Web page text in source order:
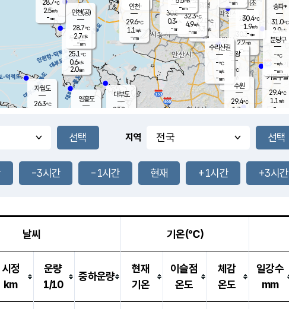
풍도
2.1m/s
무의도
25.1℃
0.6m/s
2.0mm
영흥도
자월도
26.3℃
과천
30.3℃
2.2m/s
- mm
28.7℃
2.5m/s
-mm
-mm
24.6
℃
대부도
23.8
-mm
27.3℃
0.2m/s
-mm
의왕
- ℃
m/s
mm
광명
32.0
℃
3.3 m/s
-mm
30.8℃
0.3m/s
-mm
-mm
32.3℃
4.9m/s
-mm
송파*
31.0℃
2.9m/s
-mm
서초
30.4℃
1.9m/s
-mm
기흥구갈
29.4℃
1.1 m/s
-
수리산길
-℃
-m/s
-mm
분당구
-℃
-m/s
-mm
인천(공)
28.7℃
2.7m/s
-mm
-mm
수원
29.4℃
1.7 m/s
인천
29.6℃
1.1 m/s
-mm
-mm
지역
-3시간 -1시간 현재 +1시간 +3시간
날씨 기온(℃)
시정
km
운량
1/10
중하운량
현재
기온
이슬점
온도
체감
온도
일강수
mm